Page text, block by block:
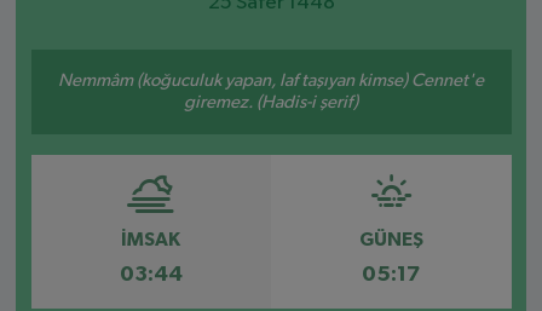
Nemmâm (koğuculuk yapan, laf taşıyan kimse) Cennet'e
giremez. (Hadis-i şerif)
İMSAK
03:44
GÜNEŞ
05:17
YAŞAM